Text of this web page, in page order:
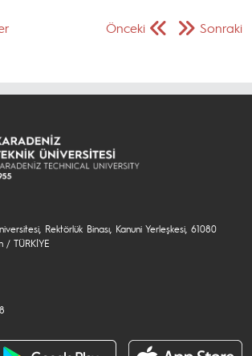
Önceki Sonraki
Rektörlük Binası, Kanuni Yerleşkesi, 61080
/ TÜRKİYE